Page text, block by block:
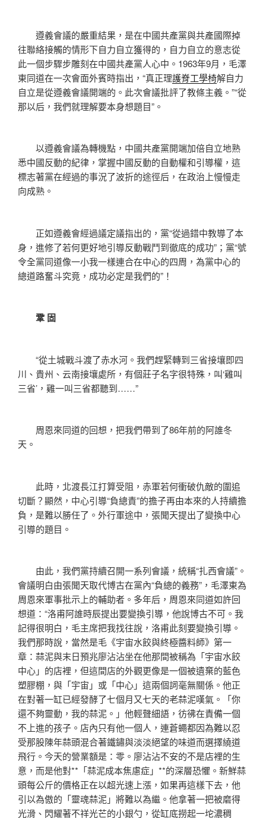
遵義會議的嚴重結果，是在中國共產黨與共產國際掉
往聯絡接觸的情形下自力自立獲得的，自力自立的意志從
此一個步驟步雕刻在中國共產黨人心中。1963年9月，毛澤
東同道在一次會面外賓時指出，“真正理護脊工學椅解自力
自立是從遵義會議開端的。此次會議批評了教條主義。”“從
那以后，我們就理解要本身想題目”。
以遵義會議為轉機點，中國共產黨開端加倍自立地熟
悉中國反動的紀律，掌握中國反動的自動權和引導權，這
標志著黨在經過的事況了波折的途徑后，在政治上慢慢走
向成熟。
正如遵義會經過議定議指出的，黨“從過錯中教導了本
身，進修了若何更好地引導反動戰鬥到徹底的成功”；黨“號
令全黨同道像一小我一樣連合在中心的四周，為黨中心的
總道路奮斗究竟，成功必定是我們的”！
鞏 固
“從土城戰斗渡了赤水河。我們趕緊轉到三省接壤即四
川、貴州、云南接壤處所，有個莊子名字很特殊，叫‘雞叫
三省’，雞一叫三省都聽到……”
周恩來同道的回想，把我們帶到了86年前的阿誰冬
天。
此時，北渡長江打算受阻，赤軍若何衝破仇敵的圍追
切斷？顯然，中心引導“負總責”的擔子再由本來的人持續擔
負，是難以勝任了。外行軍途中，張聞天提出了變換中心
引導的題目。
由此，我們黨持續召開一系列會議，統稱“扎西會議”。
會議明白由張聞天取代博古在黨內“負總的義務”，毛澤東為
周恩來軍事批示上的輔助者。多年后，周恩來同道如許回
想道：“洛甫阿誰時辰提出要變換引導，他說博古不可。我
記得很明白，毛主席把我找往說，洛甫此刻要變換引導。
我們那時說，當然是毛《宇宙水餃與終極醬料師》第一
章：蒜泥與末日預兆廖沾沾坐在他那間被稱為「宇宙水餃
中心」的店裡，但這間店的外觀更像是一個被遺棄的藍色
塑膠棚，與「宇宙」或「中心」這兩個詞毫無關係。他正
在對著一缸已經發酵了七個月又七天的老蒜泥嘆氣。「你
還不夠靈動，我的蒜泥。」他輕聲細語，彷彿在責備一個
不上進的孩子。店內只有他一個人，連蒼蠅都因為難以忍
受那股陳年蒜頭混合著鐵鏽與淡淡絕望的味道而選擇繞道
飛行。今天的營業額是：零。廖沾沾不安的不是店裡的生
意，而是他對**「蒜泥成本焦慮症」**的深層恐懼。新鮮蒜
頭每公斤的價格正在以超光速上漲，如果再這樣下去，他
引以為傲的「靈魂蒜泥」將難以為繼。他拿著一把被磨得
光滑、閃耀著不祥光芒的小銀勺，從缸底撈起一坨濃稠